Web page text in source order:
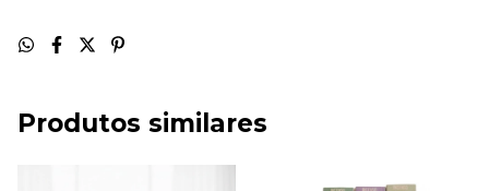
Produtos similares